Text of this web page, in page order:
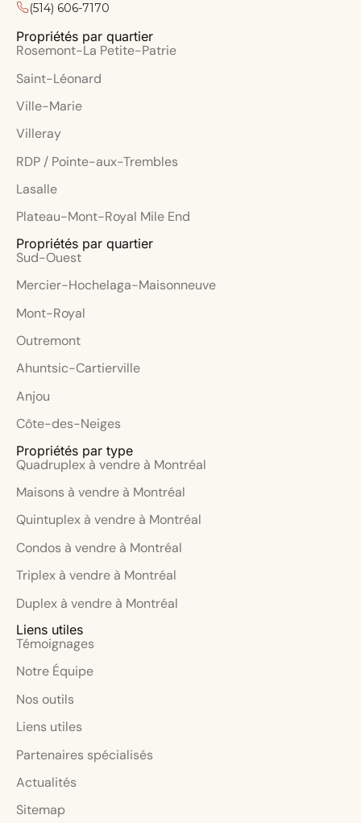
Propriétés par type
Quadruplex à vendre à Montréal
Maisons à vendre à Montréal
Quintuplex à vendre à Montréal
Condos à vendre à Montréal
Triplex à vendre à Montréal
Duplex à vendre à Montréal
Liens utiles
Témoignages
Notre Équipe
Nos outils
Liens utiles
Partenaires spécialisés
Actualités
Sitemap
(514) 606-7170
Propriétés par quartier
Rosemont-La Petite-Patrie
Saint-Léonard
Ville-Marie
Villeray
RDP / Pointe-aux-Trembles
Lasalle
Plateau-Mont-Royal Mile End
Propriétés par quartier
Sud-Ouest
Mercier-Hochelaga-Maisonneuve
Mont-Royal
Outremont
Ahuntsic-Cartierville
Anjou
Côte-des-Neiges